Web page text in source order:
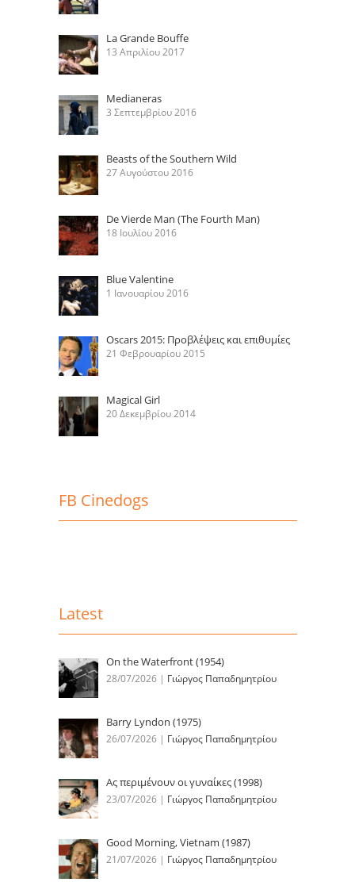
La Grande Bouffe
13 Απριλίου 2017
Medianeras
3 Σεπτεμβρίου 2016
Beasts of the Southern Wild
27 Αυγούστου 2016
De Vierde Man (The Fourth Man)
18 Ιουλίου 2016
Blue Valentine
1 Ιανουαρίου 2016
Oscars 2015: Προβλέψεις και επιθυμίες
21 Φεβρουαρίου 2015
Magical Girl
20 Δεκεμβρίου 2014
FB Cinedogs
Latest
On the Waterfront (1954)
28/07/2026 | Γιώργος Παπαδημητρίου
Barry Lyndon (1975)
26/07/2026 | Γιώργος Παπαδημητρίου
Ας περιμένουν οι γυναίκες (1998)
23/07/2026 | Γιώργος Παπαδημητρίου
Good Morning, Vietnam (1987)
21/07/2026 | Γιώργος Παπαδημητρίου